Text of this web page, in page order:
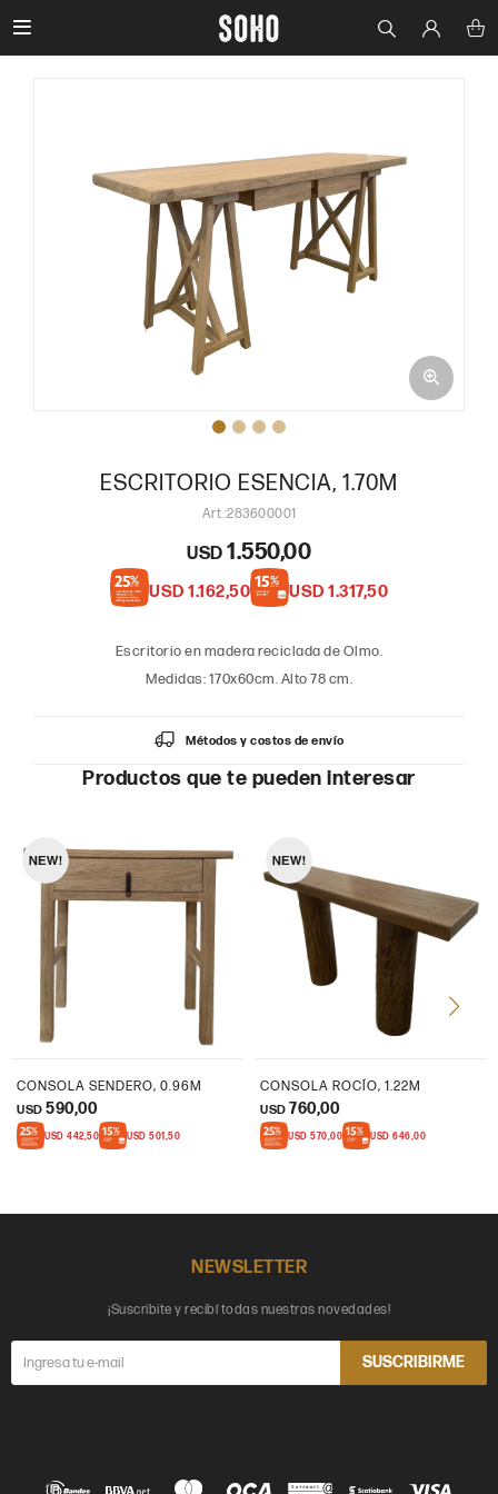

ESCRITORIO ESENCIA, 1.70M
283600001
USD 1.550,00
USD 1.162,50 USD 1.317,50
Escritorio en madera reciclada de Olmo.
Medidas: 170x60cm. Alto 78 cm.
Métodos y costos de envío
Productos que te pueden interesar
CONSOLA SENDERO, 0.96M
USD 590,00
USD 442,50 USD 501,50
CONSOLA ROCÍO, 1.22M
USD 760,00
USD 570,00 USD 646,00
NEWSLETTER
¡Suscribite y recibí todas nuestras novedades!
SUSCRIBIRME